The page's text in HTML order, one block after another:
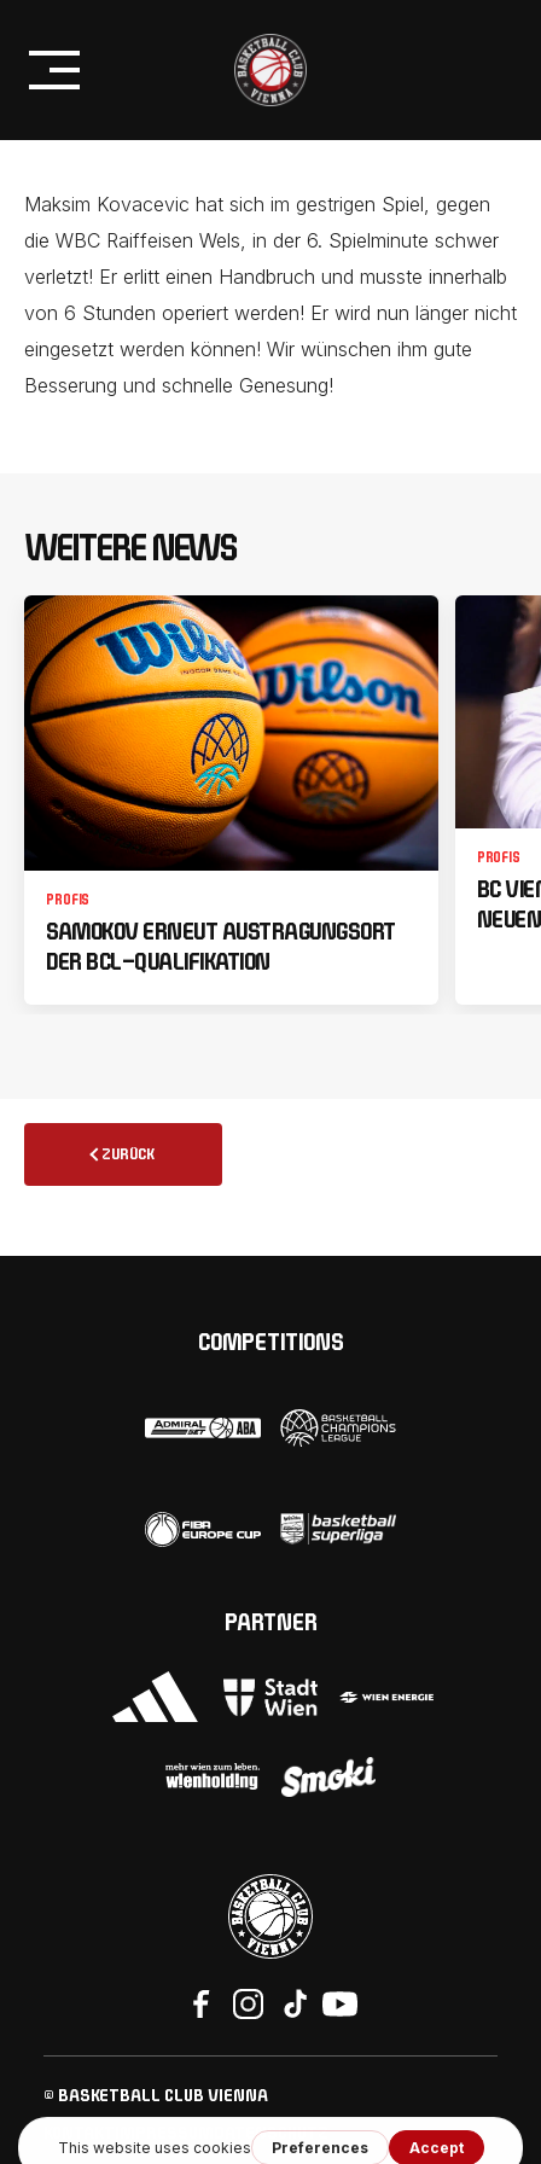
content
VERLETZUNGSPECH BEIM BC
VIENNA
Maksim Kovacevic hat sich im gestrigen Spiel, gegen
die WBC Raiffeisen Wels, in der 6. Spielminute schwer
verletzt! Er erlitt einen Handbruch und musste innerhalb
von 6 Stunden operiert werden! Er wird nun länger nicht
eingesetzt werden können! Wir wünschen ihm gute
Besserung und schnelle Genesung!
WEITERE NEWS
PROFIS
SAMOKOV ERNEUT AUSTRAGUNGSORT
DER BCL-QUALIFIKATION
PROFIS
BC
ZURÜCK
COMPETITIONS
PARTNER
© BASKETBALL CLUB VIENNA
DATENSCHUTZ